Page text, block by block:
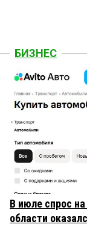
БИЗНЕС
В июле спрос
области